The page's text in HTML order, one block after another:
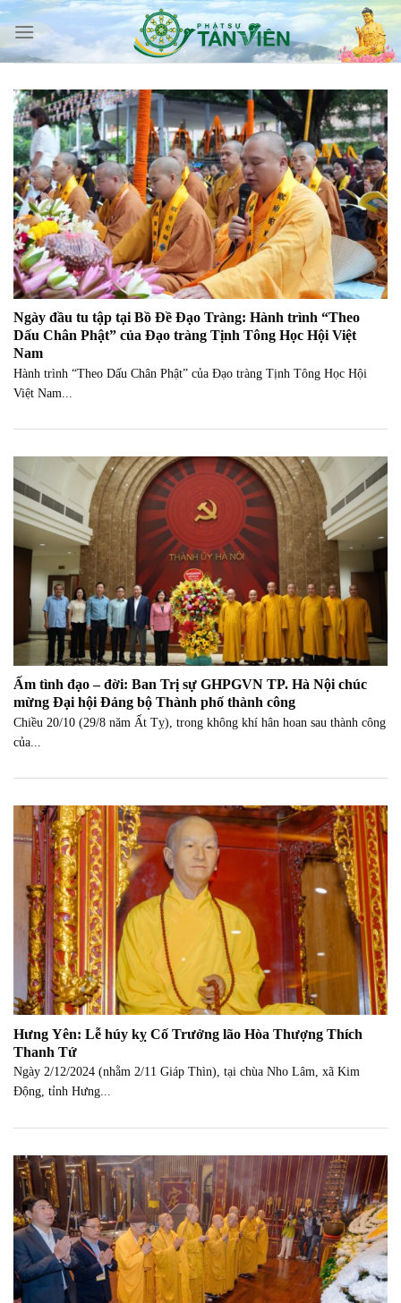
Skip
content
Ngày đầu tu tập tại Bồ Đề Đạo Tràng: Hành trình “Theo
Dấu Chân Phật” của Đạo tràng Tịnh Tông Học Hội Việt
Nam
Hành trình “Theo Dấu Chân Phật” của Đạo tràng Tịnh Tông Học Hội
Việt Nam...
Ấm tình đạo – đời: Ban Trị sự GHPGVN TP. Hà Nội chúc
mừng Đại hội Đảng bộ Thành phố thành công
Chiều 20/10 (29/8 năm Ất Tỵ), trong không khí hân hoan sau thành công
của...
Hưng Yên: Lễ húy kỵ Cố Trưởng lão Hòa Thượng Thích
Thanh Tứ
Ngày 2/12/2024 (nhằm 2/11 Giáp Thìn), tại chùa Nho Lâm, xã Kim
Động, tỉnh Hưng...